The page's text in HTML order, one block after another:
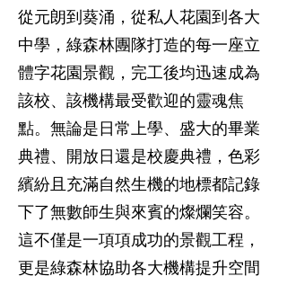
從元朗到葵涌，從私人花園到各大
中學，綠森林團隊打造的每一座立
體字花園景觀，完工後均迅速成為
該校、該機構最受歡迎的靈魂焦
點。無論是日常上學、盛大的畢業
典禮、開放日還是校慶典禮，色彩
繽紛且充滿自然生機的地標都記錄
下了無數師生與來賓的燦爛笑容。
這不僅是一項項成功的景觀工程，
更是綠森林協助各大機構提升空間